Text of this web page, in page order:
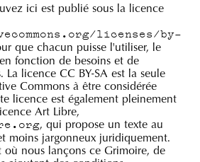
ici est publié sous la licence
licenses/by-
que chacun puisse l'utiliser, le
fonction de besoins et de
La licence CC BY-SA est la seule
Commons à être considérée
licence est également pleinement
Art Libre,
, qui propose un texte au
moins jargonneux juridiquement.
où nous lançons ce Grimoire, de